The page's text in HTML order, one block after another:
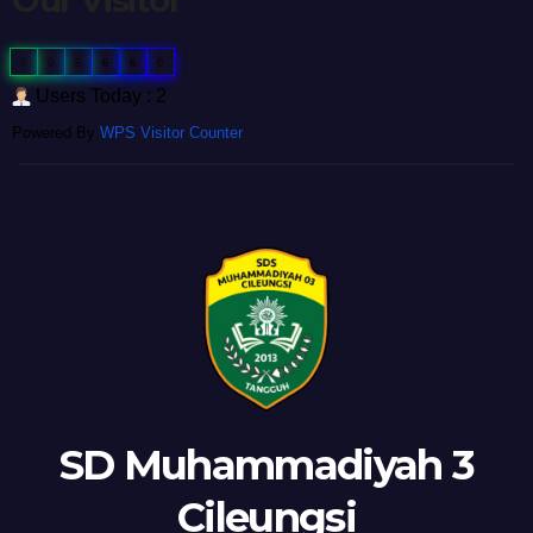
5 6 6 0
Users Today : 2
Powered By WPS Visitor Counter
SD Muhammadiyah 3
Cileungsi